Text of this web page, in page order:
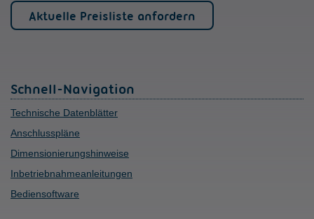
Aktuelle Preisliste anfordern
Schnell-Navigation
Technische Datenblätter
Anschlusspläne
Dimensionierungshinweise
Inbetriebnahmeanleitungen
Bediensoftware